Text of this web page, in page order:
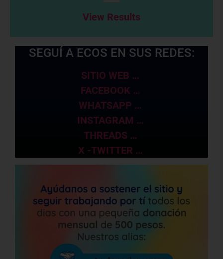
View Results
SEGUÍ A ECOS EN SUS REDES:
SITIO WEB …
FACEBOOK …
WHATSAPP …
INSTAGRAM …
THREADS …
X -TWITTER …